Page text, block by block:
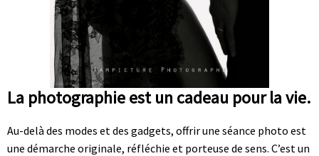
La photographie est un cadeau pour la vie.
Au-delà des modes et des gadgets, offrir une séance photo est
une démarche originale, réfléchie et porteuse de sens. C’est un